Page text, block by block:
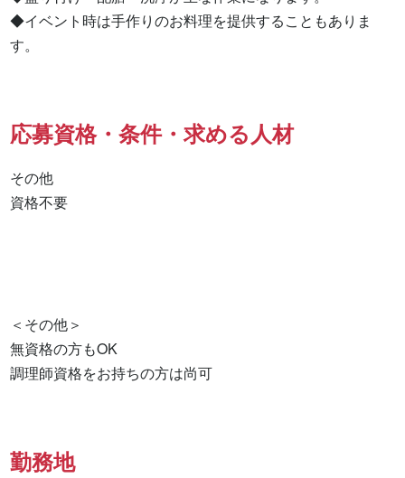
◆イベント時は手作りのお料理を提供することもありま
す。
応募資格・条件・求める人材
その他
資格不要
＜その他＞
無資格の方もOK
調理師資格をお持ちの方は尚可
勤務地